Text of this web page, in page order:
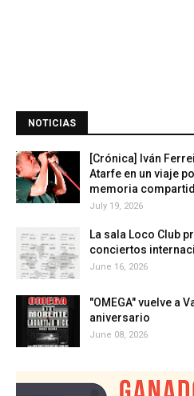
NOTICIAS
[Crónica] Iván
Atarfe en un viaje
memoria
July 19, 2026
La sala Loco Club
conciertos
June 16, 2026
"OMEGA" vuelve a
aniversario
June 08, 2026